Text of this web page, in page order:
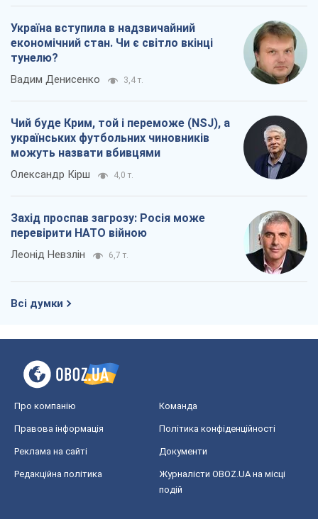
Україна вступила в надзвичайний
економічний стан. Чи є світло вкінці
тунелю?
Вадим Денисенко 3,4 т.
Чий буде Крим, той і переможе (NSJ), а
українських футбольних чиновників
можуть назвати вбивцями
Олександр Кірш 4,0 т.
Захід проспав загрозу: Росія може
перевірити НАТО війною
Леонід Невзлін 6,7 т.
Всі думки
Про компанію Команда
Правова інформація Політика конфіденційності
Реклама на сайті Документи
Редакційна політика
Журналісти OBOZ.UA на місці
подій